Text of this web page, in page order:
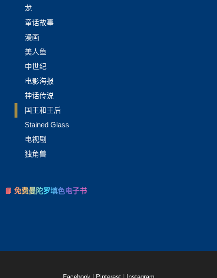
龙
童话故事
漫画
美人鱼
中世纪
电影海报
神话传说
国王和王后
Stained Glass
电视剧
独角兽
📘 免费曼陀罗填色电子书